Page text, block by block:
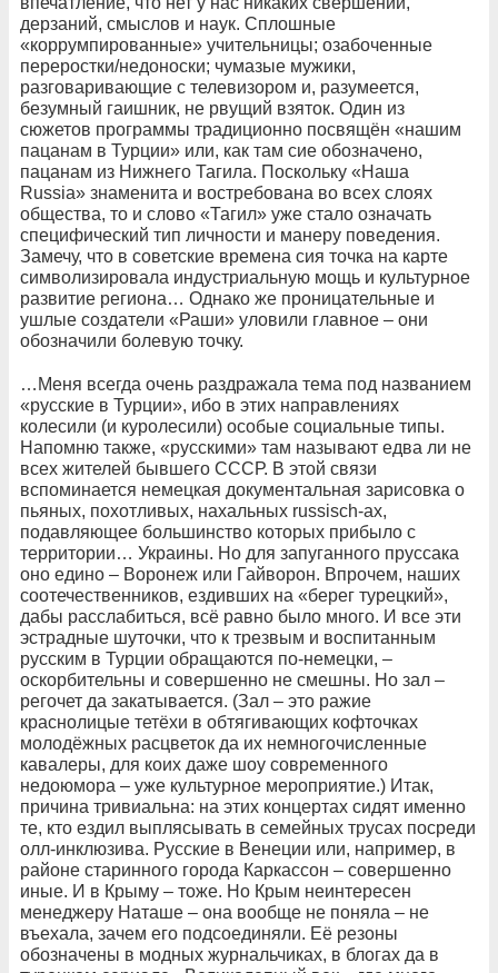
дерзаний, смыслов и наук. Сплошные
«коррумпированные» учительницы; озабоченные
переростки/недоноски; чумазые мужики,
разговаривающие с телевизором и, разумеется,
безумный гаишник, не рвущий взяток. Один из
сюжетов программы традиционно посвящён «нашим
пацанам в Турции» или, как там сие обозначено,
пацанам из Нижнего Тагила. Поскольку «Наша
Russia» знаменита и востребована во всех слоях
общества, то и слово «Тагил» уже стало означать
специфический тип личности и манеру поведения.
Замечу, что в советские времена сия точка на карте
символизировала индустриальную мощь и культурное
развитие региона… Однако же проницательные и
ушлые создатели «Раши» уловили главное – они
обозначили болевую точку.
…Меня всегда очень раздражала тема под названием
«русские в Турции», ибо в этих направлениях
колесили (и куролесили) особые социальные типы.
Напомню также, «русскими» там называют едва ли не
всех жителей бывшего СССР. В этой связи
вспоминается немецкая документальная зарисовка о
пьяных, похотливых, нахальных russisch-ах,
подавляющее большинство которых прибыло с
территории… Украины. Но для запуганного пруссака
оно едино – Воронеж или Гайворон. Впрочем, наших
соотечественников, ездивших на «берег турецкий»,
дабы расслабиться, всё равно было много. И все эти
эстрадные шуточки, что к трезвым и воспитанным
русским в Турции обращаются по-немецки, –
оскорбительны и совершенно не смешны. Но зал –
регочет да закатывается. (Зал – это ражие
краснолицые тетёхи в обтягивающих кофточках
молодёжных расцветок да их немногочисленные
кавалеры, для коих даже шоу современного
недоюмора – уже культурное мероприятие.) Итак,
причина тривиальна: на этих концертах сидят именно
те, кто ездил выплясывать в семейных трусах посреди
олл-инклюзива. Русские в Венеции или, например, в
районе старинного города Каркассон – совершенно
иные. И в Крыму – тоже. Но Крым неинтересен
менеджеру Наташе – она вообще не поняла – не
въехала, зачем его подсоединяли. Её резоны
обозначены в модных журнальчиках, в блогах да в